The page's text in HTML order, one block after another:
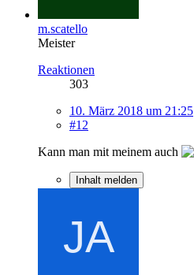
m.scatello
Meister
Reaktionen
303
10. März 2018 um 21:25
#12
Kann man mit meinem auch
Inhalt melden